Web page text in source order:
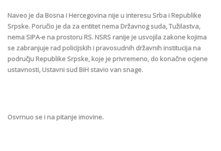
Naveo je da Bosna i Hercegovina nije u interesu Srba i Republike
Srpske. Poručio je da za entitet nema Državnog suda, Tužilastva,
nema SIPA-e na prostoru RS. NSRS ranije je usvojila zakone kojima
se zabranjuje rad policijskih i pravosudnih državnih institucija na
području Republike Srpske, koje je privremeno, do konačne ocjene
ustavnosti, Ustavni sud BiH stavio van snage.
Osvrnuo se i na pitanje imovine.